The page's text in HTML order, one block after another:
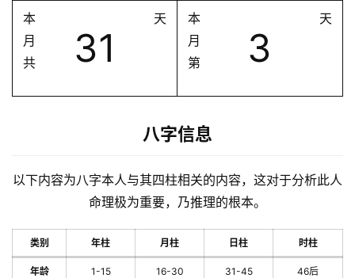
本
月
共
31
天
本
月
第
3
天
八字信息
以下内容为八字本人与其四柱相关的内容，这对于分析此人
命理极为重要，乃推理的根本。
类别 年柱 月柱 日柱 时柱
年龄 1-15 16-30 31-45 46后